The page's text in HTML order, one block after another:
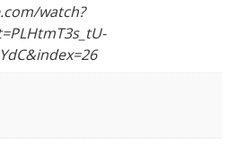
watch?